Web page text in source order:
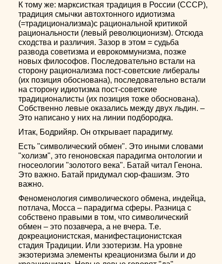
К тому же: марксисткая традиция в России (СССР),
традиция смычки автохтонного идиотизма
(=традиционализма)с рациональной критикой
рациональности (левый революционизм). Отсюда
сходства и различия. Зазор в этом = судьба
развода советизма и еврокоммунизма, позже
новых философов. Последовательно встали на
сторону рационализма пост-советские либералы
(их позиция обоснована), последовательно встали
на сторону идиотизма пост-советские
традиционалисты (их позиция тоже обоснована).
Собственно левые оказались между двух льдин. –
Это написано у них на линии подбородка.
Итак, Бодрийяр. Он открывает парадигму.
Есть "символический обмен". Это иными словами
"холизм", это геноновская парадигма онтологии и
гносеологии "золотого века". Батай читал Генона.
Это важно. Батай придумал сюр-фашизм. Это
важно.
Феноменология символического обмена, индейца,
потлача, Мосса – парадигма сферы. Разница с
собствено правыми в том, что символический
обмен – это позавчера, а не вчера. Т.е.
докреационистская, манифестационистская
стадия Традиции. Или эзотеризм. На уровне
экзотеризма элементы креационизма были и до